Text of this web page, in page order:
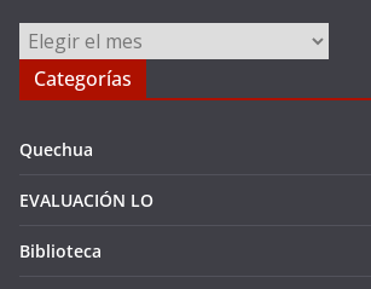
Archivos
Categorías
Quechua
EVALUACIÓN LO
Biblioteca